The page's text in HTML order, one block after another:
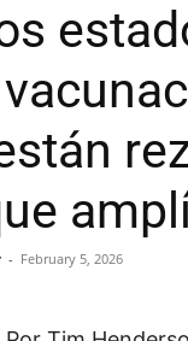
- February 5, 2026